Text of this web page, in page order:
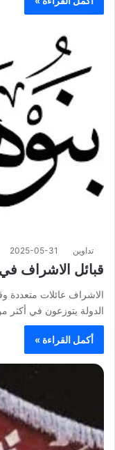
تداوين 2025-05-31
قبائل الاشراف في
الاشراف عائلات متعددة
الدولة يتوزعون في أكثر
أكمل القراءة »